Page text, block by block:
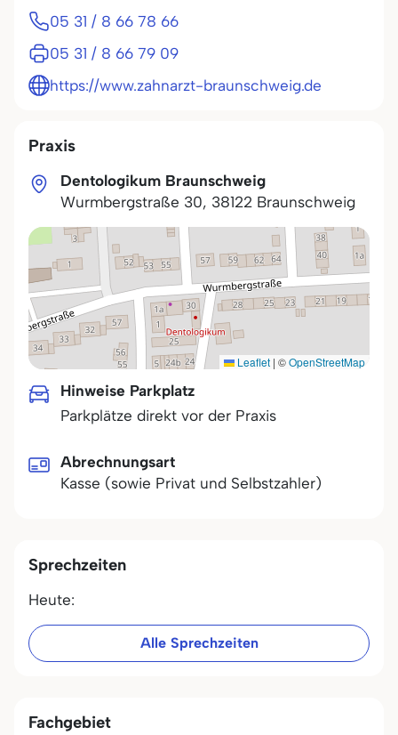
Praxis
Dentologikum Braunschweig
Wurmbergstraße 30, 38122 Braunschweig
Leaflet | ©OpenStreetMap
Hinweise Parkplatz
Parkplätze direkt vor der Praxis
Abrechnungsart
Kasse (sowie Privat und Selbstzahler)
Sprechzeiten
Heute:
Alle Sprechzeiten
Fachgebiet
05 31 / 8 66 78 66
05 31 / 8 66 79 09
https://www.zahnarzt-braunschweig.de